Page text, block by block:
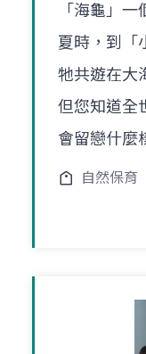
「海龜」
夏時，到「
牠共遊在大
但您知道全
會留戀什麼
自然保育